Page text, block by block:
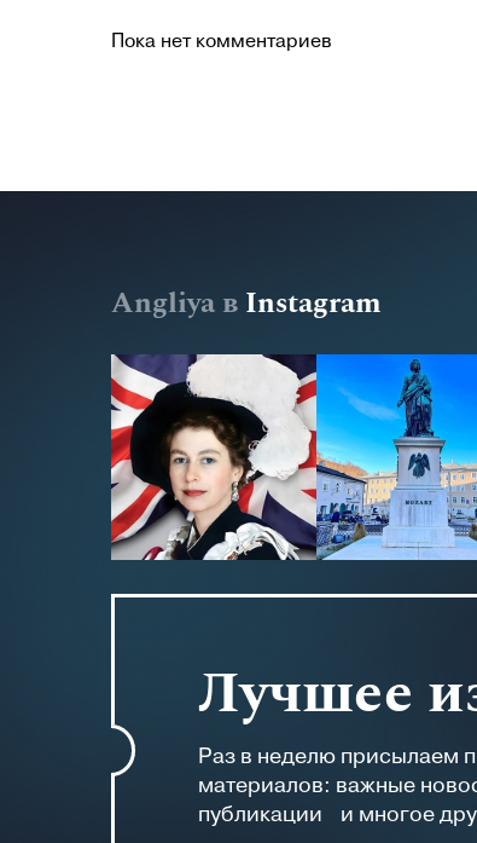
Пока нет комментариев
Angliya вInstagram
Лучшее
Раз в неделю присылаем
материалов: важные
публикации и многое